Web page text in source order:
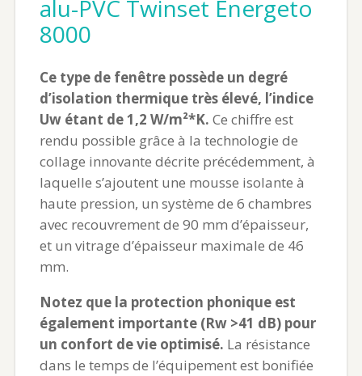
alu-PVC Twinset Energeto
8000
Ce type de fenêtre possède un degré
d’isolation thermique très élevé, l’indice
Uw étant de 1,2 W/m²*K. Ce chiffre est
rendu possible grâce à la technologie de
collage innovante décrite précédemment, à
laquelle s’ajoutent une mousse isolante à
haute pression, un système de 6 chambres
avec recouvrement de 90 mm d’épaisseur,
et un vitrage d’épaisseur maximale de 46
mm.
Notez que la protection phonique est
également importante (Rw >41 dB) pour
un confort de vie optimisé. La résistance
dans le temps de l’équipement est bonifiée